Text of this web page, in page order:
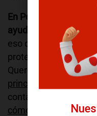
En Pepephone no te
ayudarte a que el
eso que nos hemos
protegerte de
Queremos ir un paso
principio de no
contábamos
cómo podías